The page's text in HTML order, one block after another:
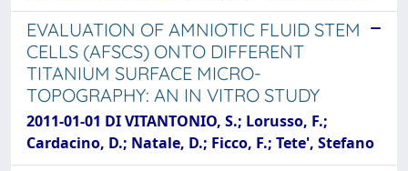
EVALUATION OF AMNIOTIC FLUID STEM
CELLS (AFSCS) ONTO DIFFERENT
TITANIUM SURFACE MICRO-
TOPOGRAPHY: AN IN VITRO STUDY
2011-01-01 DI VITANTONIO, S.; Lorusso, F.;
Cardacino, D.; Natale, D.; Ficco, F.; Tete', Stefano